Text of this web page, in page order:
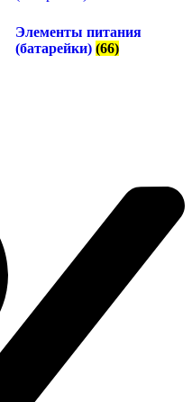
Элементы питания
(батарейки) (66)